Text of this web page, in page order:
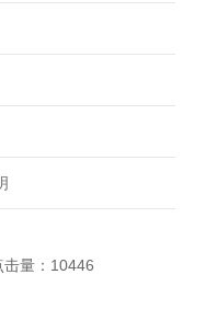
击量：10446